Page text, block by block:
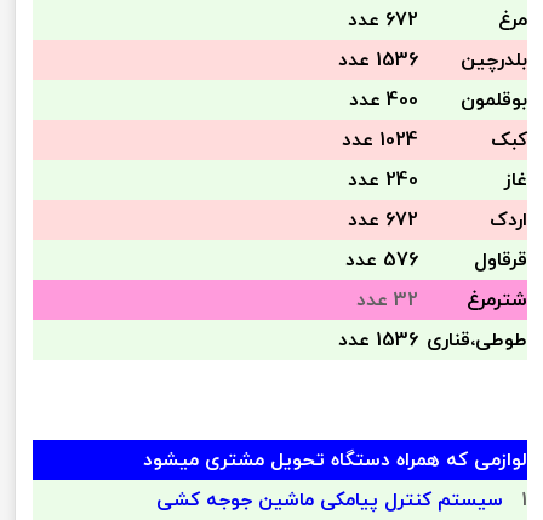
مرغ
672 عدد
بلدرچین
1536 عدد
بوقلمون
400 عدد
کبک
1024 عدد
غاز
240 عدد
اردک
672 عدد
قرقاول
576 عدد
شترمرغ
32 عدد
طوطی،قناری 1536 عدد
لوازمی که همراه دستگاه تحویل مشتری میشود
1
سیستم کنترل پیامکی ماشین جوجه کشی